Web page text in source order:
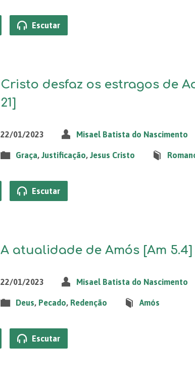
Escutar
Cristo desfaz os estragos de
21]
22/01/2023 Misael Batista do Nascimento
Graça,Justificação,Jesus Cristo
Escutar
A atualidade de Amós [Am 5.4]
22/01/2023 Misael Batista do Nascimento
Deus, Pecado, Redenção Amós
Escutar